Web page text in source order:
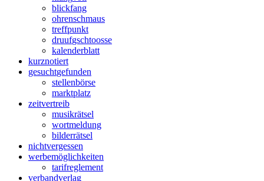
blickfang
ohrenschmaus
treffpunkt
druufgschtoosse
kalenderblatt
kurznotiert
gesuchtgefunden
stellenbörse
marktplatz
zeitvertreib
musikrätsel
wortmeldung
bilderrätsel
nichtvergessen
werbemöglichkeiten
tarifreglement
verbandverlag